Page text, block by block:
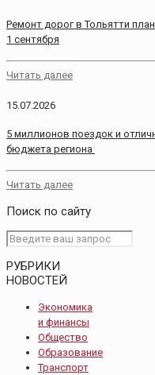
Ремонт дорог в Тольятти
1 сентября
Читать далее
15.07.2026
5 миллионов поездок и
бюджета региона
Читать далее
Поиск по сайту
РУБРИКИ
НОВОСТЕЙ
Экономика
и финансы
Общество
Образование
Транспорт